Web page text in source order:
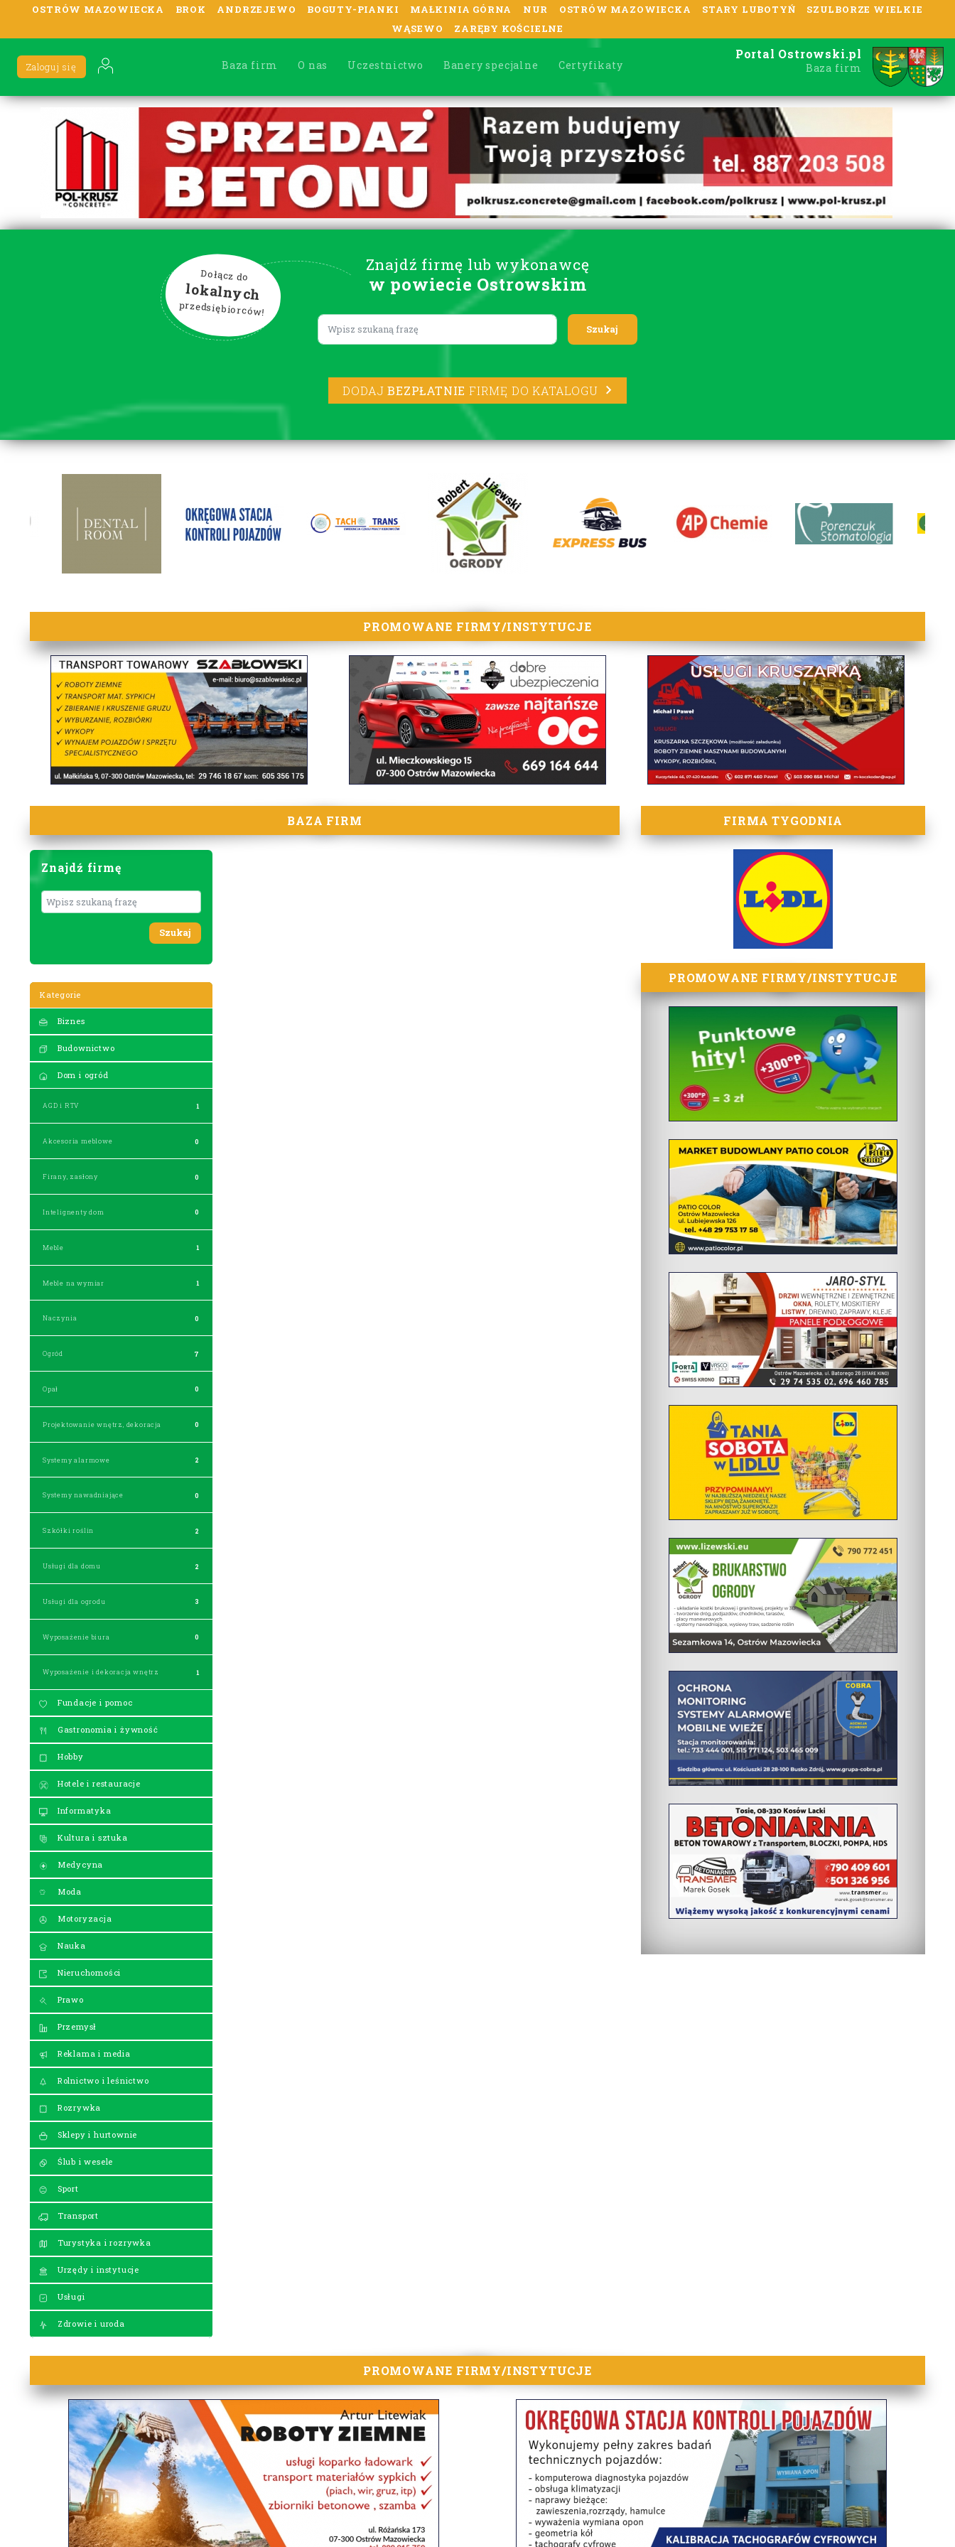
OSTRÓW MAZOWIECKA BROK ANDRZEJEWO BOGUTY-PIANKI MAŁKINIA GÓRNA NUR OSTRÓW MAZOWIECKA STARY LUBOTYŃ
SZULBORZE WIELKIE
WĄSEWO
ZARĘBY KOŚCIELNE
Baza firm O nas Uczestnictwo Banery specjalne Certyfikaty
Zaloguj się
Portal Ostrowski.pl
Baza firm
Znajdź firmę lub wykonawcę
w powiecie Ostrowskim
Dołącz do
lokalnych
przedsiębiorców!
Lorem ipsum
DODAJBEZPŁATNIE FIRMĘ DO KATALOGU
lorem ipsum
PROMOWANE FIRMY/INSTYTUCJE
BAZA FIRM
Znajdź firmę
Wyszukaj
Kategorie
Biznes
Budownictwo
Dom i ogród
AGD i RTV 1
Akcesoria meblowe 0
Firany, zasłony 0
Intelignenty dom 0
Meble 1
Meble na wymiar 1
Naczynia 0
Ogród 7
Opał 0
Projektowanie wnętrz, dekoracja 0
Systemy alarmowe 2
Systemy nawadniające 0
Szkółki roślin 2
Usługi dla domu 2
Usługi dla ogrodu 3
Wyposażenie biura 0
Wyposażenie i dekoracja wnętrz 1
Fundacje i pomoc
Gastronomia i żywność
Hobby
Hotele i restauracje
Informatyka
Kultura i sztuka
Medycyna
Moda
Motoryzacja
Nauka
Nieruchomości
Prawo
Przemysł
Reklama i media
Rolnictwo i leśnictwo
Rozrywka
Sklepy i hurtownie
Ślub i wesele
Sport
Transport
Turystyka i rozrywka
Urzędy i instytucje
Usługi
Zdrowie i uroda
FIRMA TYGODNIA
PROMOWANE FIRMY/INSTYTUCJE
PROMOWANE FIRMY/INSTYTUCJE